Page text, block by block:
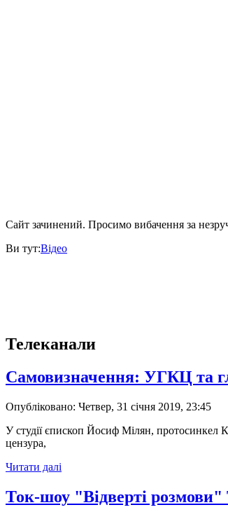
Сайт зачинений. Просимо вибачення за
Ви тут:Відео
Телеканали
Самовизначення: УГКЦ та
Опубліковано: Четвер, 31 січня 2019, 23:45
У студії єпископ Йосиф Мілян, протосинкел
цензура,
Читати далі
Ток-шоу "Відверті